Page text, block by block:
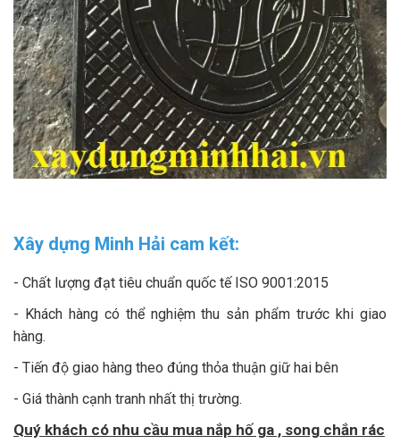
Xây dựng Minh Hải cam kết:
- Chất lượng đạt tiêu chuẩn quốc tế ISO 9001:2015
- Khách hàng có thể nghiệm thu sản phẩm trước khi giao
hàng.
- Tiến độ giao hàng theo đúng thỏa thuận giữ hai bên
- Giá thành cạnh tranh nhất thị trường.
Quý khách có nhu cầu mua nắp hố ga , song chắn rác